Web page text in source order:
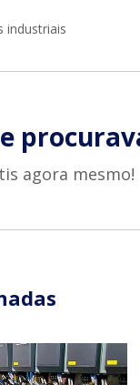
industriais
agora mesmo!